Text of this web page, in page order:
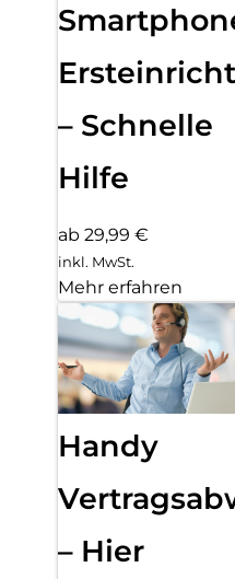
– Schnelle
Hilfe
ab 29,99 €
inkl. MwSt.
Mehr erfahren
Handy
– Hier